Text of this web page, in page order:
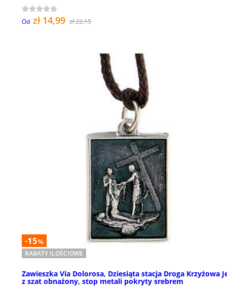
Od zł 14,99 zł 22,15
-15%
RABATY ILOŚCIOWE
Zawieszka Via Dolorosa, Dziesiąta stacja Droga Krzyżowa
z szat obnażony, stop metali pokryty srebrem